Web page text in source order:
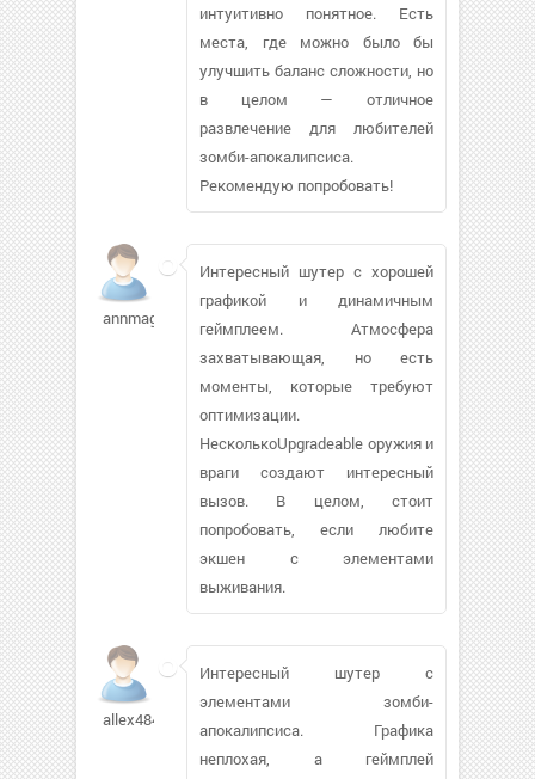
интуитивно понятное. Есть
места, где можно было бы
улучшить баланс сложности, но
в целом — отличное
развлечение для любителей
зомби-апокалипсиса.
Рекомендую попробовать!
annmagic852
Интересный шутер с хорошей
графикой и динамичным
геймплеем. Атмосфера
захватывающая, но есть
моменты, которые требуют
оптимизации.
НесколькоUpgradeable оружия и
враги создают интересный
вызов. В целом, стоит
попробовать, если любите
экшен с элементами
выживания.
allex4843371
Интересный шутер с
элементами зомби-
апокалипсиса. Графика
неплохая, а геймплей